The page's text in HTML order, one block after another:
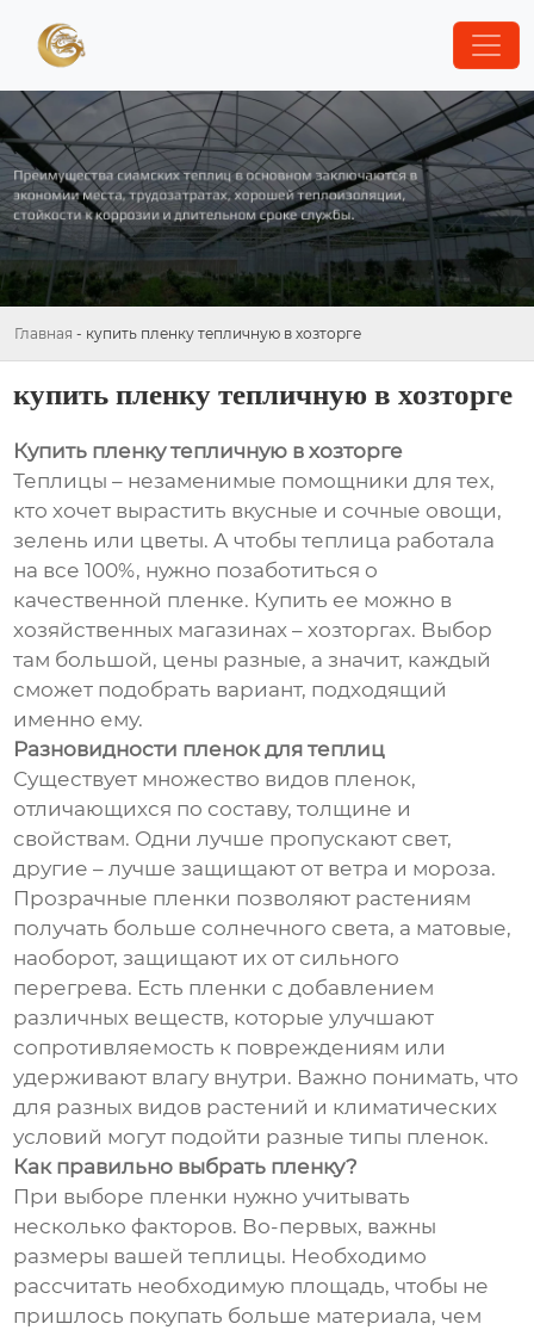
Главная - купить пленку тепличную в хозторге
купить пленку тепличную в хозторге
Купить пленку тепличную в хозторге
Теплицы – незаменимые помощники для тех,
кто хочет вырастить вкусные и сочные овощи,
зелень или цветы. А чтобы теплица работала
на все 100%, нужно позаботиться о
качественной пленке. Купить ее можно в
хозяйственных магазинах – хозторгах. Выбор
там большой, цены разные, а значит, каждый
сможет подобрать вариант, подходящий
именно ему.
Разновидности пленок для теплиц
Существует множество видов пленок,
отличающихся по составу, толщине и
свойствам. Одни лучше пропускают свет,
другие – лучше защищают от ветра и мороза.
Прозрачные пленки позволяют растениям
получать больше солнечного света, а матовые,
наоборот, защищают их от сильного
перегрева. Есть пленки с добавлением
различных веществ, которые улучшают
сопротивляемость к повреждениям или
удерживают влагу внутри. Важно понимать, что
для разных видов растений и климатических
условий могут подойти разные типы пленок.
Как правильно выбрать пленку?
При выборе пленки нужно учитывать
несколько факторов. Во-первых, важны
размеры вашей теплицы. Необходимо
рассчитать необходимую площадь, чтобы не
пришлось покупать больше материала, чем